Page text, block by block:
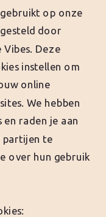
op onze
door
Vibes. Deze
instellen om
online
We hebben
raden je aan
partijen te
over hun gebruik